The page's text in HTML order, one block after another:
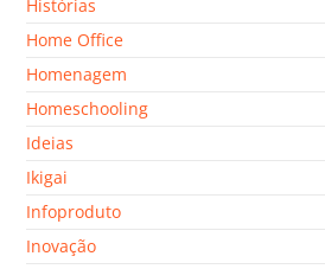
Histórias
Home Office
Homenagem
Homeschooling
Ideias
Ikigai
Infoproduto
Inovação